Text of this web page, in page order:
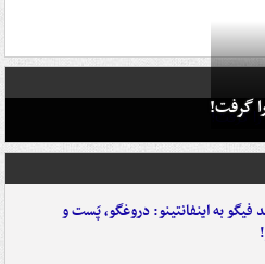
گرفت!
فیگو به اینفانتینو: دروغگو، پَست‌ و